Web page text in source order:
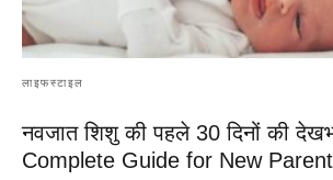
लाइफस्टाइल
नवजात शिशु की पहले 30 दिनों की
Complete Guide for New